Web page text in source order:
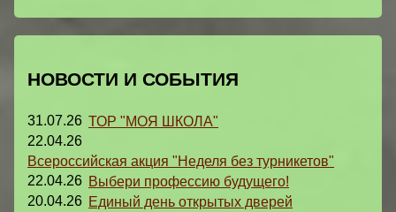
НОВОСТИ И СОБЫТИЯ
31.07.26 ТОР "МОЯ ШКОЛА"
22.04.26
Всероссийская акция "Неделя без турникетов"
22.04.26 Выбери профессию будущего!
20.04.26 Единый день открытых дверей